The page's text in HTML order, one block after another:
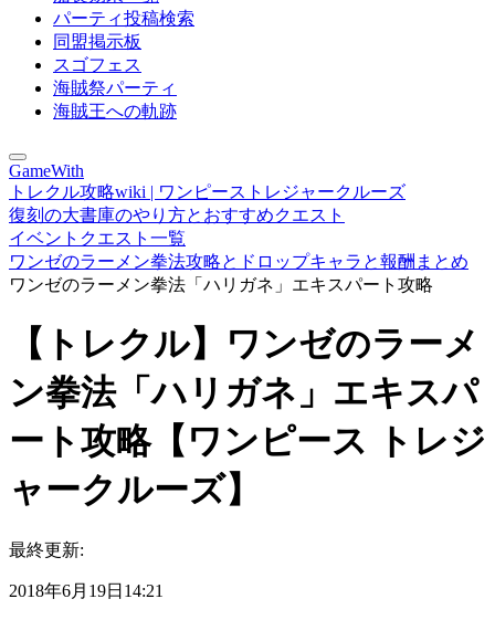
パーティ投稿検索
同盟掲示板
スゴフェス
海賊祭パーティ
海賊王への軌跡
GameWith
トレクル攻略wiki | ワンピーストレジャークルーズ
復刻の大書庫のやり方とおすすめクエスト
イベントクエスト一覧
ワンゼのラーメン拳法攻略とドロップキャラと報酬まとめ
ワンゼのラーメン拳法「ハリガネ」エキスパート攻略
【トレクル】ワンゼのラーメ
ン拳法「ハリガネ」エキスパ
ート攻略【ワンピース トレジ
ャークルーズ】
最終更新:
2018年6月19日14:21